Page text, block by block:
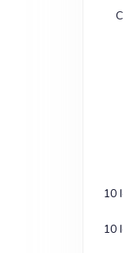
10
10